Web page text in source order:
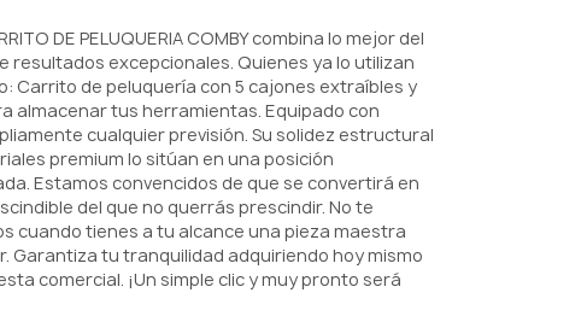
DE PELUQUERIA COMBY combina lo mejor del
excepcionales. Quienes ya lo utilizan
Carrito de peluquería con 5 cajones extraíbles y
almacenar tus herramientas. Equipado con
cualquier previsión. Su solidez estructural
premium lo sitúan en una posición
Estamos convencidos de que se convertirá en
del que no querrás prescindir. No te
cuando tienes a tu alcance una pieza maestra
Garantiza tu tranquilidad adquiriendo hoy mismo
comercial. ¡Un simple clic y muy pronto será